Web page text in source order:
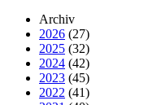
Archiv
2026 (27)
2025 (32)
2024 (42)
2023 (45)
2022 (41)